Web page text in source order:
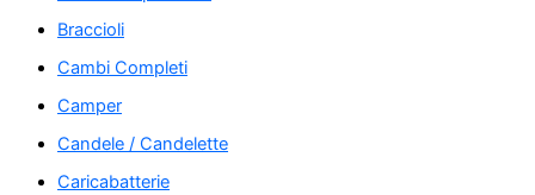
Braccioli
Cambi Completi
Camper
Candele / Candelette
Caricabatterie